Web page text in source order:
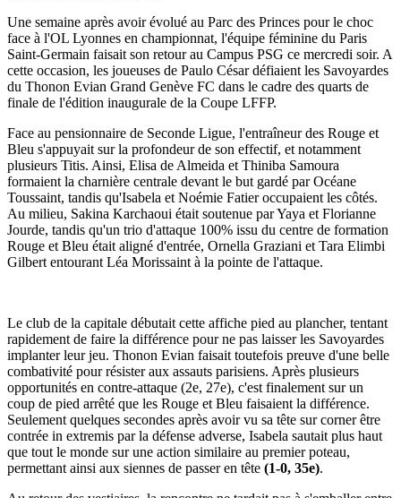
Une semaine après avoir évolué au Parc des Princes pour le choc
face à l'OL Lyonnes en championnat, l'équipe féminine du Paris
Saint-Germain faisait son retour au Campus PSG ce mercredi soir. A
cette occasion, les joueuses de Paulo César défiaient les Savoyardes
du Thonon Evian Grand Genève FC dans le cadre des quarts de
finale de l'édition inaugurale de la Coupe LFFP.
Face au pensionnaire de Seconde Ligue, l'entraîneur des Rouge et
Bleu s'appuyait sur la profondeur de son effectif, et notamment
plusieurs Titis. Ainsi, Elisa de Almeida et Thiniba Samoura
formaient la charnière centrale devant le but gardé par Océane
Toussaint, tandis qu'Isabela et Noémie Fatier occupaient les côtés.
Au milieu, Sakina Karchaoui était soutenue par Yaya et Florianne
Jourde, tandis qu'un trio d'attaque 100% issu du centre de formation
Rouge et Bleu était aligné d'entrée, Ornella Graziani et Tara Elimbi
Gilbert entourant Léa Morissaint à la pointe de l'attaque.
Le club de la capitale débutait cette affiche pied au plancher, tentant
rapidement de faire la différence pour ne pas laisser les Savoyardes
implanter leur jeu. Thonon Evian faisait toutefois preuve d'une belle
combativité pour résister aux assauts parisiens. Après plusieurs
opportunités en contre-attaque (2e, 27e), c'est finalement sur un
coup de pied arrêté que les Rouge et Bleu faisaient la différence.
Seulement quelques secondes après avoir vu sa tête sur corner être
contrée in extremis par la défense adverse, Isabela sautait plus haut
que tout le monde sur une action similaire au premier poteau,
permettant ainsi aux siennes de passer en tête (1-0, 35e).